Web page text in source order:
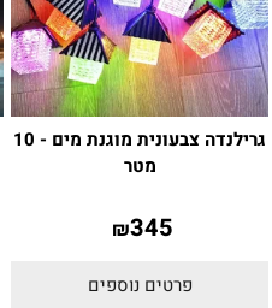
גרילנדה צבעונית מוגנת מים - 10
מטר
₪345
פרטים נוספים